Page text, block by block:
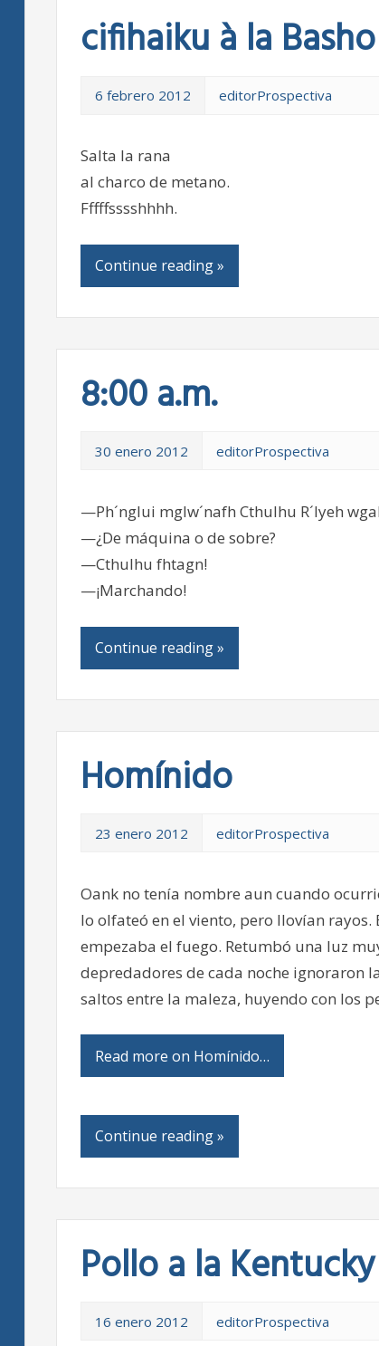
cifihaiku à la Basho
6 febrero 2012 editorProspectiva
Salta la rana
al charco de metano.
Fffffsssshhhh.
Continue reading »
8:00 a.m.
30 enero 2012 editorProspectiva
—Ph´nglui mglw´nafh Cthulhu R´lyeh
—¿De máquina o de sobre?
—Cthulhu fhtagn!
—¡Marchando!
Continue reading »
Homínido
23 enero 2012 editorProspectiva
Oank no tenía nombre aun cuando
lo olfateó en el viento, pero llovían
empezaba el fuego. Retumbó una luz
depredadores de cada noche ignoraron
saltos entre la maleza, huyendo con los
Read more on Homínido…
Continue reading »
Pollo a la Kentucky
16 enero 2012 editorProspectiva